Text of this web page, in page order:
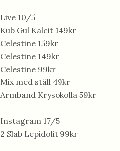
Live 10/5
Kub Gul Kalcit 149kr
Celestine 159kr
Celestine 149kr
Celestine 99kr
Mix med ställ 49kr
Armband Krysokolla 59kr
Instagram 17/5
2 Slab Lepidolit 99kr